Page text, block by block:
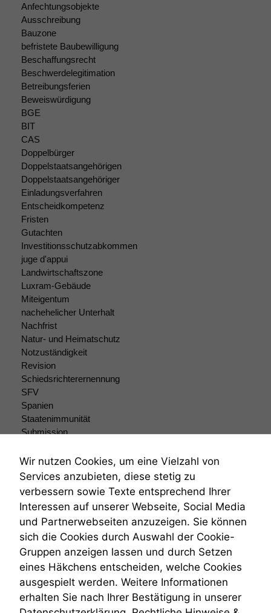
Anfechtungsobjekte
Ausschreibung
Bauzone
befristete Baubewilligung
Beschaffungsrecht
Beschwerdelegitimation
Betreibungsferien
Beweiswürdigung
BGE
BIT
CAS
Doppelbürger
Doppelstaatsangehörigen
Doppelstaatsangehöriger
Einladungsverfahren
Entscheidkompetenz
Fristen
Gutachten
Investitionsschutzabkommen
juge d'appui
Landwirtschaftszone
Luxram-Gebäude
Miteigentum
nachehelicher Unterhalt
Nachfrist
Natur- und Heimatschutz
Notzuständigkeit
Revision
Schiedsrichterernennung
SFV
Spanien
Staatenimmunität
Submission
Teilungsklage
Venezuela
VRK
Wiederherstellungsanordnung
Zivilprozessordnung
ZPO
Zustellfiktion
Zuständigkeit
Öffentliches Personalrecht
Öffentlichkeitsprinzip
Wir nutzen Cookies, um eine Vielzahl von
Services anzubieten, diese stetig zu
verbessern sowie Texte entsprechend Ihrer
Interessen auf unserer Webseite, Social Media
und Partnerwebseiten anzuzeigen. Sie können
sich die Cookies durch Auswahl der Cookie-
Gruppen anzeigen lassen und durch Setzen
eines Häkchens entscheiden, welche Cookies
ausgespielt werden. Weitere Informationen
erhalten Sie nach Ihrer Bestätigung in unserer
Um unsere
Website zu
verbessern,
zeichnen
wir
anonyme
statistische
Daten auf.
Funktionalität
Einige